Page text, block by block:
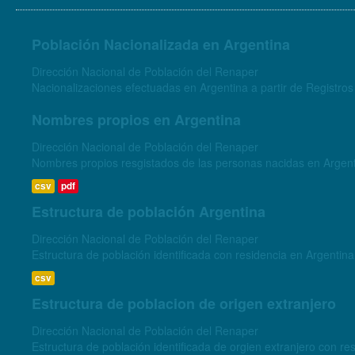
Población Nacionalizada en Argentina
Dirección Nacional de Población del Renaper
Nacionalizaciones efectuadas en Argentina a partir de
Nombres propios en Argentina
Dirección Nacional de Población del Renaper
Nombres propios resgistados de las personas nacidas en
csv pdf
Estructura de población Argentina
Dirección Nacional de Población del Renaper
Estructura de población identificada con residencia en Argentina
csv
Estructura de poblacion de origen extranjero
Dirección Nacional de Población del Renaper
Estructura de población identificada de orgien extranjero con